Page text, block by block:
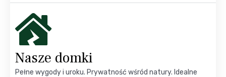
Nasze domki
Pełne wygody i uroku. Prywatność wśród natury. Idealne